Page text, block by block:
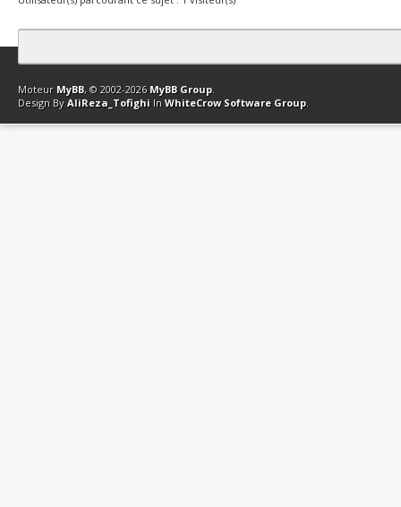
Contact Club Affiliation Retourner en haut Version bas-débit
Moteur MyBB, © 2002-2026 MyBB Group.
Design By AliReza_Tofighi In WhiteCrow Software Group.